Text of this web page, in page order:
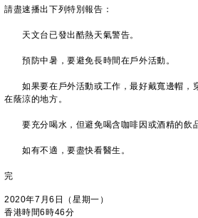
請盡速播出下列特別報告：
天文台已發出酷熱天氣警告。
預防中暑，要避免長時間在戶外活動。
如果要在戶外活動或工作，最好戴寬邊帽，
在蔭涼的地方。
要充分喝水，但避免喝含咖啡因或酒精的飲品
如有不適，要盡快看醫生。
完
2020年7月6日（星期一）
香港時間6時46分